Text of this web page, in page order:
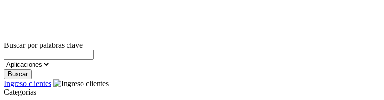
Buscar por palabras clave
Ingreso clientes
Categorías